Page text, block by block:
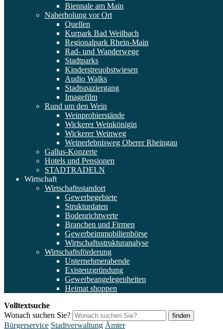
Biennale am Main
Naherholung vor Ort
Quellen
Kurpark Bad Weilbach
Regionalpark Rhein-Main
Rad- und Wanderwege
Stadtparks
Kinderstreuobstwiesen
Audio Walks
Stadtspaziergang
Imagefilm
Rund um den Wein
Weinprobierstände
Wickerer Weinkönigin
Wickerer Weinweg
Weinerlebnisweg Oberer Rheingau
Gallus-Konzerte
Hotels und Pensionen
STADTRADELN
Wirtschaft
Wirtschaftsstandort
Gewerbegebiete
Strukturdaten
Bodenrichtwerte
Branchen und Firmen
Gewerbeimmobilienbörse
Wirtschaftsstrukturanalyse
Wirtschaftsförderung
Unternehmerabende
Existenzgründung
Gewerbeangelegenheiten
Heimat shoppen
Volltextsuche
Wonach suchen Sie?
finden
Bürgerservice Stadtverwaltung Ämter